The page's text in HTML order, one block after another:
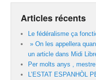
Articles récents
Le fédéralisme ça
» On les appellera
un article dans Midi
Per molts anys ,
L’ESTAT ESPANHÒL